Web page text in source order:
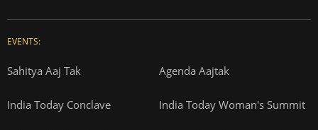
EVENTS:
Sahitya Aaj Tak Agenda Aajtak
India Today Conclave India Today Woman's Summit